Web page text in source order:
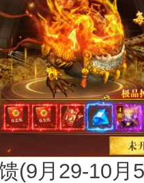
月29-10月